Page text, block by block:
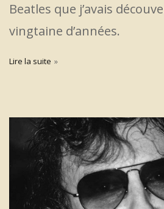
Beatles que j’avais
vingtaine d’années.
Lire la suite